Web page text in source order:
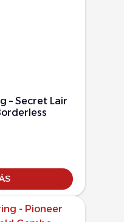
– Secret Lair